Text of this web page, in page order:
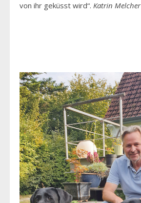
von ihr geküsst wird“. Katrin Melcher